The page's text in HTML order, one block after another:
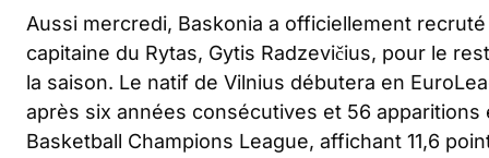
Aussi mercredi, Baskonia a officiellement
capitaine du Rytas, Gytis Radzevičius, pour le
la saison. Le natif de Vilnius débutera en
après six années consécutives et 56 apparitions
Basketball Champions League, affichant 11,6